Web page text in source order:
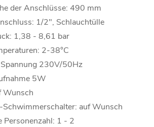
der Anschlüsse: 490 mm
1/2", Schlauchtülle
1,38 - 8,61 bar
2-38°C
230V/50Hz
5W
Wunsch
Schwimmerschalter: auf Wunsch
Personenzahl: 1 - 2